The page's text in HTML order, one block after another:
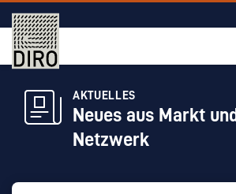
AKTUELLES
Neues aus Markt und
Netzwerk